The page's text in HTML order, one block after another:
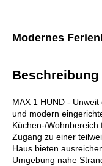
Modernes
Beschreibung
MAX 1 HUND -
und modern
Küchen-/
Zugang zu einer
Haus bieten
Umgebung nahe